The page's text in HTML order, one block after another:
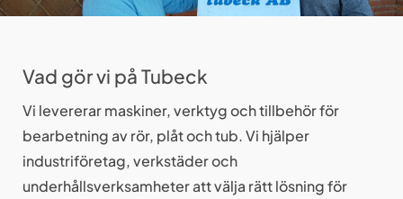
Vad gör vi på Tubeck
Vi levererar maskiner, verktyg och tillbehör för
bearbetning av rör, plåt och tub. Vi hjälper
industriföretag, verkstäder och
underhållsverksamheter att välja rätt lösning för